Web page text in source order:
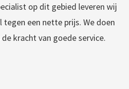
op dit gebied leveren wij
een nette prijs. We doen
kracht van goede service.